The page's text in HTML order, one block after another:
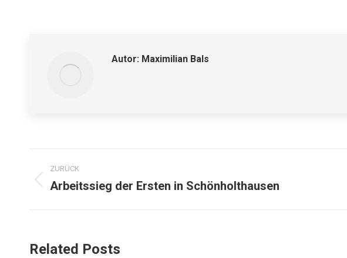
Autor: Maximilian Bals
Kommentarnavigation
ZURÜCK
Vorheriger
Arbeitssieg der Ersten in Schönholthausen
Related Posts